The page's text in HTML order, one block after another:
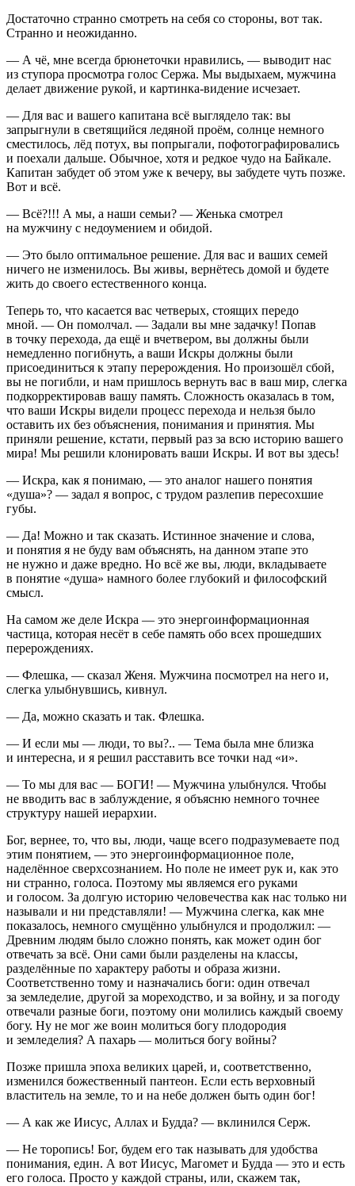
Достаточно странно смотреть на себя со стороны, вот так.
Странно и неожиданно.
— А чё, мне всегда брюнеточки нравились, — выводит нас
из ступора просмотра голос Сержа. Мы выдыхаем, мужчина
делает движение рукой, и картинка-видение исчезает.
— Для вас и вашего капитана всё выглядело так: вы
запрыгнули в светящийся ледяной проём, солнце немного
сместилось, лёд потух, вы попрыгали, пофотографировались
и поехали дальше. Обычное, хотя и редкое чудо на Байкале.
Капитан забудет об этом уже к вечеру, вы забудете чуть позже.
Вот и всё.
— Всё?!!! А мы, а наши семьи? — Женька смотрел
на мужчину с недоумением и обидой.
— Это было оптимальное решение. Для вас и ваших семей
ничего не изменилось. Вы живы, вернётесь домой и будете
жить до своего естественного конца.
Теперь то, что касается вас четверых, стоящих передо
мной. — Он помолчал. — Задали вы мне задачку! Попав
в точку перехода, да ещё и вчетвером, вы должны были
немедленно погибнуть, а ваши Искры должны были
присоединиться к этапу перерождения. Но произошёл сбой,
вы не погибли, и нам пришлось вернуть вас в ваш мир, слегка
подкорректировав вашу память. Сложность оказалась в том,
что ваши Искры видели процесс перехода и нельзя было
оставить их без объяснения, понимания и принятия. Мы
приняли решение, кстати, первый раз за всю историю вашего
мира! Мы решили клонировать ваши Искры. И вот вы здесь!
— Искра, как я понимаю, — это аналог нашего понятия
«душа»? — задал я вопрос, с трудом разлепив пересохшие
губы.
— Да! Можно и так сказать. Истинное значение и слова,
и понятия я не буду вам объяснять, на данном этапе это
не нужно и даже вредно. Но всё же вы, люди, вкладываете
в понятие «душа» намного более глубокий и философский
смысл.
На самом же деле Искра — это энергоинформационная
частица, которая несёт в себе память обо всех прошедших
перерождениях.
— Флешка, — сказал Женя. Мужчина посмотрел на него и,
слегка улыбнувшись, кивнул.
— Да, можно сказать и так. Флешка.
— И если мы — люди, то вы?.. — Тема была мне близка
и интересна, и я решил расставить все точки над «и».
— То мы для вас — БОГИ! — Мужчина улыбнулся. Чтобы
не вводить вас в заблуждение, я объясню немного точнее
структуру нашей иерархии.
Бог, вернее, то, что вы, люди, чаще всего подразумеваете под
этим понятием, — это энергоинформационное поле,
наделённое сверхсознанием. Но поле не имеет рук и, как это
ни странно, голоса. Поэтому мы являемся его руками
и голосом. За долгую историю человечества как нас только ни
называли и ни представляли! — Мужчина слегка, как мне
показалось, немного смущённо улыбнулся и продолжил: —
Древним людям было сложно понять, как может один бог
отвечать за всё. Они сами были разделены на классы,
разделённые по характеру работы и образа жизни.
Соответственно тому и назначались боги: один отвечал
за земледелие, другой за мореходство, и за войну, и за погоду
отвечали разные боги, поэтому они молились каждый своему
богу. Ну не мог же воин молиться богу плодородия
и земледелия? А пахарь — молиться богу войны?
Позже пришла эпоха великих царей, и, соответственно,
изменился божественный пантеон. Если есть верховный
властитель на земле, то и на небе должен быть один бог!
— А как же Иисус, Аллах и Будда? — вклинился Серж.
— Не торопись! Бог, будем его так называть для удобства
понимания, един. А вот Иисус, Магомет и Будда — это и есть
его голоса. Просто у каждой страны, или, скажем так,